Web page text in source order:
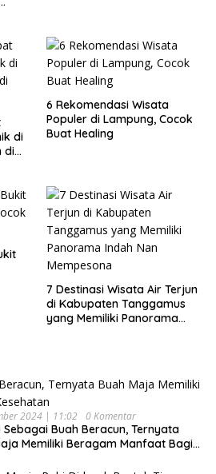
di
di
6 Rekomendasi Wisata
Populer di Lampung, Cocok
Buat Healing
7 Destinasi Wisata Air Terjun
di Kabupaten Tanggamus
yang Memiliki Panorama
2024 | 11:02 0 Komentar
Sebagai Buah Beracun, Ternyata
Memiliki Beragam Manfaat Bagi